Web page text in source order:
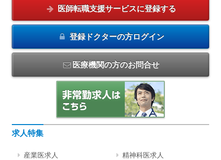
医師転職支援サービスに登録する
登録ドクターの方ログイン
医療機関の方のお問合せ
求人特集
産業医求人 精神科医求人